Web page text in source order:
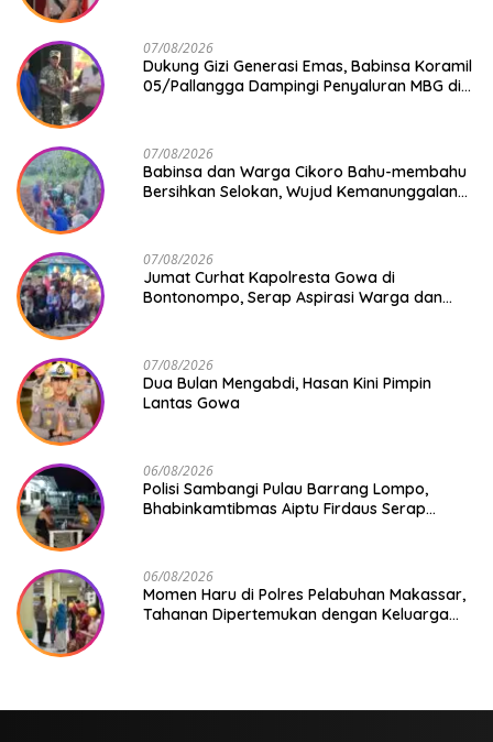
07/08/2026
Dukung Gizi Generasi Emas, Babinsa Koramil
05/Pallangga Dampingi Penyaluran MBG di
07/08/2026
Babinsa dan Warga Cikoro Bahu-membahu
Bersihkan Selokan, Wujud Kemanunggalan
07/08/2026
Jumat Curhat Kapolresta Gowa di
Bontonompo, Serap Aspirasi Warga dan
07/08/2026
Dua Bulan Mengabdi, Hasan Kini Pimpin
Lantas Gowa
06/08/2026
Polisi Sambangi Pulau Barrang Lompo,
Bhabinkamtibmas Aiptu Firdaus Serap
06/08/2026
Momen Haru di Polres Pelabuhan Makassar,
Tahanan Dipertemukan dengan Keluarga